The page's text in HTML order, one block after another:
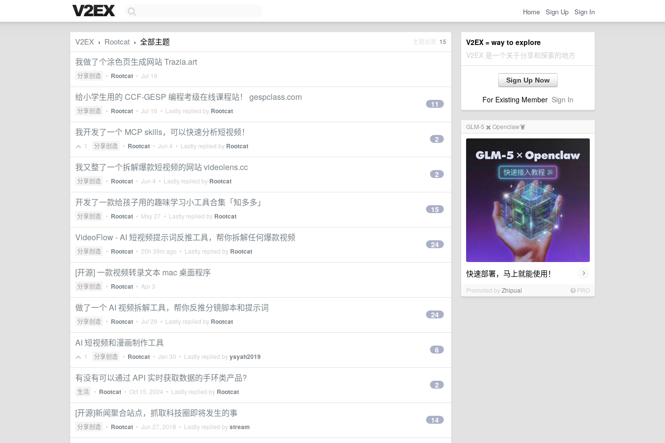
Home Sign Up Sign In
V2EX = way to explore
V2EX 是一个关于分享和探索的地方
Sign Up Now
For Existing Member Sign In
GLM-5 ✖️ Openclaw🦞
快速部署，马上就能使用！ ›
Promoted byZhipuai PRO
V2EX › Rootcat › 全部主题 主题总数 15
我做了个涂色页生成网站 Trazia.art
分享创造 • Rootcat • Jul 16
给小学生用的 CCF-GESP 编程考级在线课程站！ gespclass.com
分享创造 • Rootcat • Jul 16 • Lastly replied by Rootcat
11
我开发了一个 MCP skills，可以快速分析短视频！
1 分享创造 • Rootcat • Jun 4 • Lastly replied by Rootcat
2
我又整了一个拆解爆款短视频的网站 videolens.cc
分享创造 • Rootcat • Jun 4 • Lastly replied by Rootcat
2
开发了一款给孩子用的趣味学习小工具合集「知多多」
分享创造 • Rootcat • May 27 • Lastly replied by Rootcat
15
VideoFlow - AI 短视频提示词反推工具，帮你拆解任何爆款视频
分享创造 • Rootcat • 20h 39m ago • Lastly replied by Rootcat
24
[开源] 一款视频转录文本 mac 桌面程序
分享创造 • Rootcat • Apr 3
做了一个 AI 视频拆解工具，帮你反推分镜脚本和提示词
分享创造 • Rootcat • Jul 29 • Lastly replied by Rootcat
24
AI 短视频和漫画制作工具
1 分享创造 • Rootcat • Jan 30 • Lastly replied byysyah2019
6
有没有可以通过 API 实时获取数据的手环类产品?
生活 • Rootcat • Oct 15, 2024 • Lastly replied by Rootcat
2
[开源]新闻聚合站点，抓取科技圈即将发生的事
分享创造 • Rootcat • Jun 27, 2018 • Lastly replied bystream
14